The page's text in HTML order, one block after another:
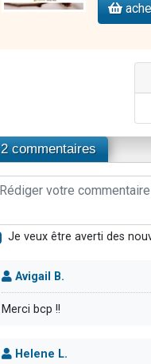
2 commentaires
Je veux être averti des
Avigail B.
Merci bcp !!
Helene L.